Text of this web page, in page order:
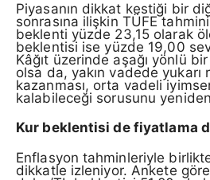
Piyasanın dikkat kestiği bir
sonrasına ilişkin TÜFE
beklenti yüzde 23,15 olarak
beklentisi ise yüzde 19,00
Kâğıt üzerinde aşağı yönlü
olsa da, yakın vadede yukarı
kazanması, orta vadeli
kalabileceği sorusunu
Kur beklentisi de fiyatlama
Enflasyon tahminleriyle
dikkatle izleniyor. Ankete